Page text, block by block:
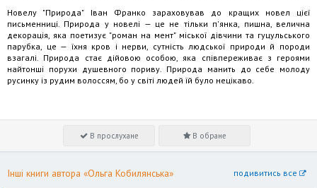
Новелу "Природа" Іван Франко зараховував до кращих новел цієї
письменниці. Природа у новелі — це не тільки п'янка, пишна, велична
декорація, яка поетизує "роман на мент" міської дівчини та гуцульського
парубка, це — їхня кров і нерви, сутність людської природи й породи
взагалі. Природа стає дійовою особою, яка співпереживає з героями
найтонші порухи душевного пориву. Природа манить до себе молоду
русинку із рудим волоссям, бо у світі людей їй було нецікаво.
В прослухане В обране
Інші книги автора «Ольга Кобилянська» подивитись все